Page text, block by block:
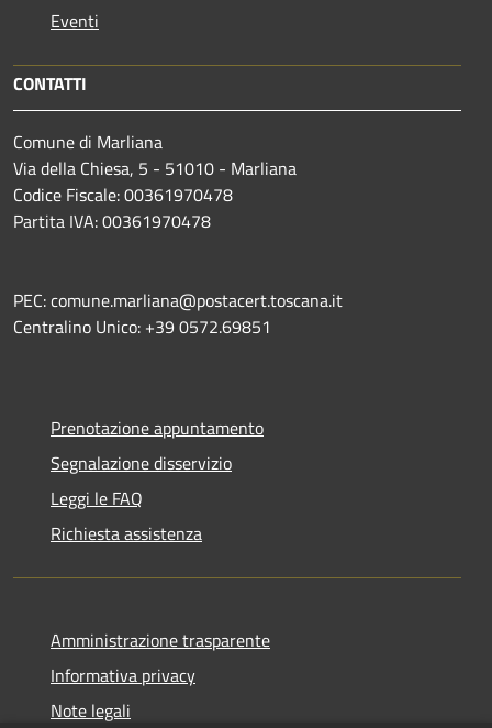
Eventi
CONTATTI
Comune di Marliana
Via della Chiesa, 5 - 51010 - Marliana
Codice Fiscale: 00361970478
Partita IVA: 00361970478
PEC: comune.marliana@postacert.toscana.it
Centralino Unico: +39 0572.69851
Prenotazione appuntamento
Segnalazione disservizio
Leggi le FAQ
Richiesta assistenza
Amministrazione trasparente
Informativa privacy
Note legali